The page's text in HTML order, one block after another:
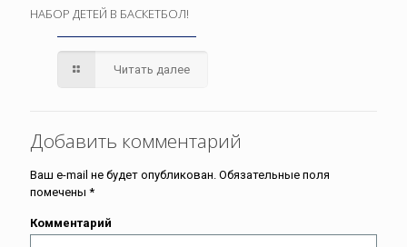
НАБОР ДЕТЕЙ В БАСКЕТБОЛ!
Читать далее
Добавить комментарий
Ваш e-mail не будет опубликован. Обязательные поля
помечены *
Комментарий